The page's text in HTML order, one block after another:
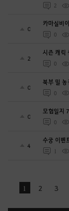
2
0
카마실비
0
2
시즌 캐릭
0
0
북부 밀
0
0
모험일지
0
4
수궁 이벤
1
1 2 3